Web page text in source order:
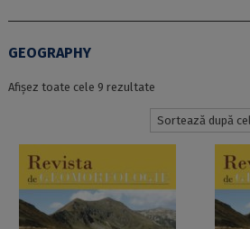
GEOGRAPHY
Afișez toate cele 9 rezultateSortat
cele